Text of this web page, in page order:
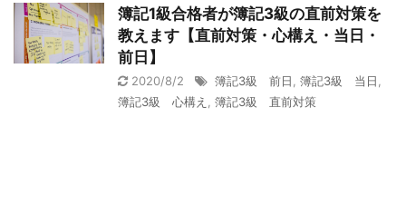
簿記1級合格者が簿記3級の直前対策を
教えます【直前対策・心構え・当日・
前日】
2020/8/2 簿記3級 前日 簿記3級 当日
簿記3級 心構え
簿記3級 直前対策